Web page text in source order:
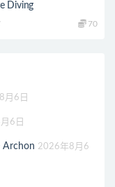
Diving
70
月6日
6日
Archon 2026年8月6